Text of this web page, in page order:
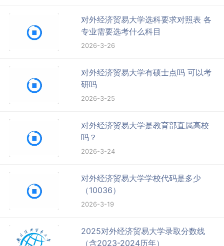
对外经济贸易大学选科要求对照表 各
专业需要选考什么科目
2026-3-26
对外经济贸易大学有硕士点吗 可以考
研吗
2026-3-25
对外经济贸易大学是教育部直属高校
吗？
2026-3-24
对外经济贸易大学学校代码是多少
（10036）
2026-3-19
2025对外经济贸易大学录取分数线
（含2023-2024历年）